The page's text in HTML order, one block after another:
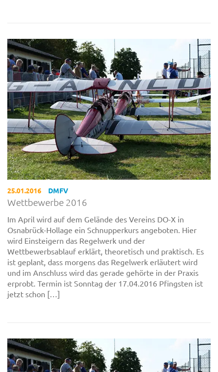
25.01.2016 DMFV
Wettbewerbe 2016
Im April wird auf dem Gelände des Vereins DO-X in
Osnabrück-Hollage ein Schnupperkurs angeboten. Hier
wird Einsteigern das Regelwerk und der
Wettbewerbsablauf erklärt, theoretisch und praktisch. Es
ist geplant, dass morgens das Regelwerk erläutert wird
und im Anschluss wird das gerade gehörte in der Praxis
erprobt. Termin ist Sonntag der 17.04.2016 Pfingsten ist
jetzt schon […]